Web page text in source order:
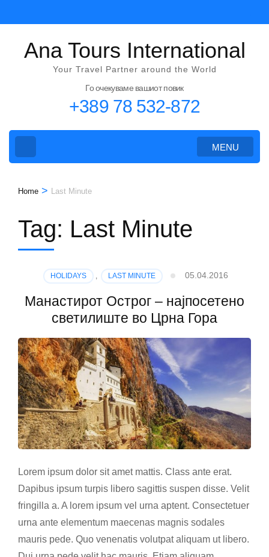
to
content
(PressAna Tours International
Your Travel Partner around the World
Го очекуваме вашиот повик
+389 78 532-872
MENU
Home > Last Minute
Tag: Last Minute
HOLIDAYS , LAST MINUTE 05.04.2016
Манастирот Острог – најпосетено
светилиште во Црна Гора
Lorem ipsum dolor sit amet mattis. Class ante erat.
Dapibus ipsum turpis libero sagittis suspen disse. Velit
fringilla a. A lorem ipsum vel urna aptent. Consectetuer
urna ante elementum maecenas magnis sodales
mauris pede. Quo venenatis volutpat aliquam ut libero.